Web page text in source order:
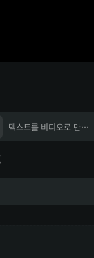
텍스트를 비디오로 만들다